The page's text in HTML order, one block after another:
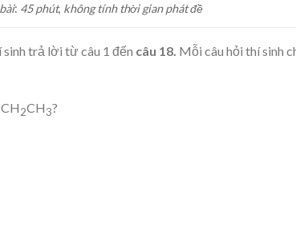
: 45 phút, không tính thời gian phát đề
trả lời từ câu 1 đến câu 18. Mỗi câu hỏi thí sinh
CH2CH3?